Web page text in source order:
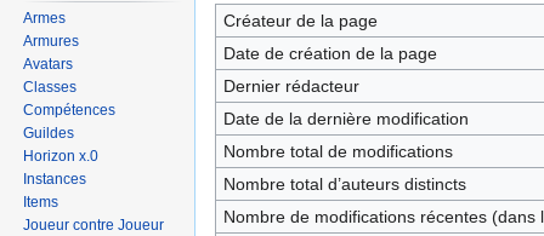
Créateur de la page
Date de création de la page
Dernier rédacteur
Date de la dernière modification
Nombre total de modifications
Nombre total d’auteurs distincts
Nombre de modifications récentes (dans
Armes
Armures
Avatars
Classes
Compétences
Guildes
Horizon x.0
Instances
Items
Joueur contre Joueur